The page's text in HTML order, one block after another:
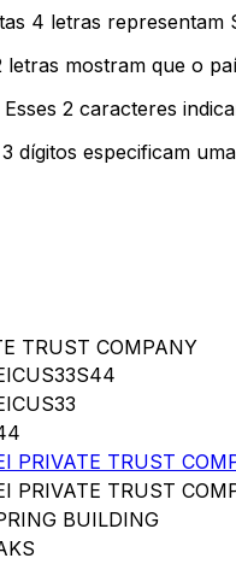
4 letras representam
letras mostram que o
Esses 2 caracteres
3 dígitos especificam
TRUST COMPANY
PRIVATE TRUST
PRIVATE TRUST
BUILDING